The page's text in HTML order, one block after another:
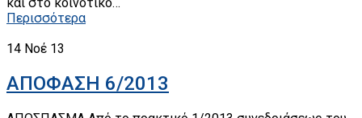
και στο κοινοτικό…
Περισσότερα
14 Νοέ 13
ΑΠΟΦΑΣΗ 6/2013